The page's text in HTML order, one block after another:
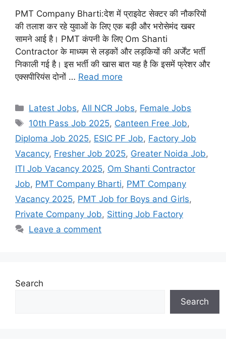
PMT Company Bharti:देश में प्राइवेट सेक्टर की नौकरियों
की तलाश कर रहे युवाओं के लिए एक बड़ी और भरोसेमंद खबर
सामने आई है। PMT कंपनी के लिए Om Shanti
Contractor के माध्यम से लड़कों और लड़कियों की अर्जेंट भर्ती
निकाली गई है। इस भर्ती की खास बात यह है कि इसमें फ्रेशर और
एक्सपीरियंस दोनों … Read more
Categories
Latest Jobs,All NCR Jobs, Female Jobs
Tags
10th Pass Job 2025, Canteen Free Job,
Diploma Job 2025, ESIC PF Job, Factory Job
Vacancy, Fresher Job 2025, Greater Noida Job,
ITI Job Vacancy 2025, Om Shanti Contractor
Job, PMT Company Bharti, PMT Company
Vacancy 2025, PMT Job for Boys and Girls,
Private Company Job, Sitting Job Factory
Leave a comment
Search
Search